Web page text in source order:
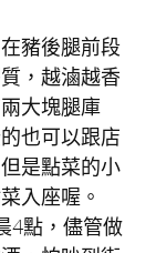
豬後腿前段
，越滷越香
大塊腿庫
也可以跟店
是點菜的小
入座喔。
4點，儘管做